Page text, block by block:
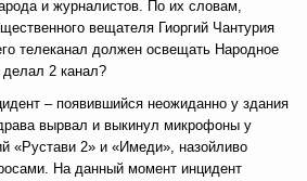
и журналистов. По их словам,
вещателя Гиоргий Чантурия
телеканал должен освещать Народное
делал 2 канал?
– появившийся неожиданно у здания
вырвал и выкинул микрофоны у
«Рустави 2» и «Имеди», назойливо
На данный момент инцидент